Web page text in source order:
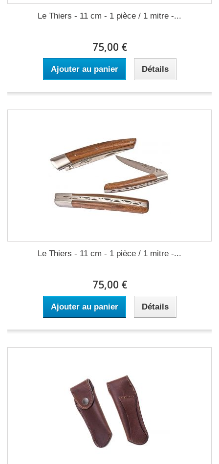
Le Thiers - 11 cm - 1 pièce / 1 mitre -...
75,00 €
Ajouter au panier Détails
Le Thiers - 11 cm - 1 pièce / 1 mitre -...
75,00 €
Ajouter au panier Détails